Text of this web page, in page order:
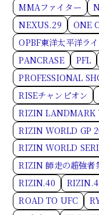
MMAファイター
NEXUS.29
ONE
OPBF東洋太平洋ラ
PANCRASE
PFL
PROFESSIONAL
RISEチャンピオン
RIZIN
RIZIN WORLD GP
RIZIN WORLD
RIZIN 師走の超強者
RIZIN.40
ROAD TO UFC